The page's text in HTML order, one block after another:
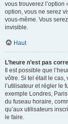
vous trouverez l’option
option, vous ne serez
vous-même. Vous
invisible.
Haut
L’heure n’est pas
Il est possible que
vôtre. Si tel était le
l’utilisateur et régler le
exemple Londres,
du fuseau horaire,
qu’aux utilisateurs
le faire.